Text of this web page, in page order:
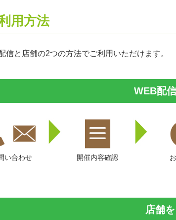
用方法
信と店舗の2つの方法でご利用いただけます。
WEB配
い合わせ 開催内容確認
店舗